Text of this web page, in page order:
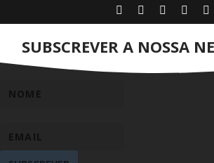
SUBSCREVER A NOSSA